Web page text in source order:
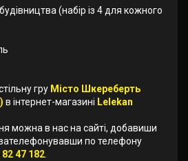
(набір із 4 для кожного
гру Місто Шкереберть
в інтернет-магазині Lelekan
можна в нас на сайті, добавиши
по телефону
47 182